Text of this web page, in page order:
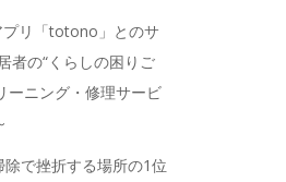
リ「totono」とのサ
者の“くらしの困りご
ーニング・修理サービ
除で挫折する場所の1位